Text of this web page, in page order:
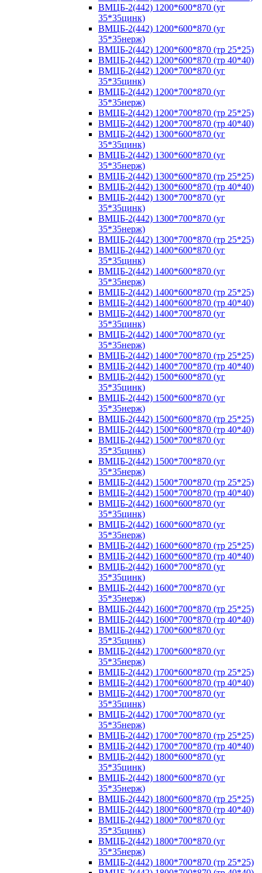
ВМЦБ-2(442) 1200*600*870 (уг
35*35цинк)
ВМЦБ-2(442) 1200*600*870 (уг
35*35нерж)
ВМЦБ-2(442) 1200*600*870 (тр 25*25)
ВМЦБ-2(442) 1200*600*870 (тр 40*40)
ВМЦБ-2(442) 1200*700*870 (уг
35*35цинк)
ВМЦБ-2(442) 1200*700*870 (уг
35*35нерж)
ВМЦБ-2(442) 1200*700*870 (тр 25*25)
ВМЦБ-2(442) 1200*700*870 (тр 40*40)
ВМЦБ-2(442) 1300*600*870 (уг
35*35цинк)
ВМЦБ-2(442) 1300*600*870 (уг
35*35нерж)
ВМЦБ-2(442) 1300*600*870 (тр 25*25)
ВМЦБ-2(442) 1300*600*870 (тр 40*40)
ВМЦБ-2(442) 1300*700*870 (уг
35*35цинк)
ВМЦБ-2(442) 1300*700*870 (уг
35*35нерж)
ВМЦБ-2(442) 1300*700*870 (тр 25*25)
ВМЦБ-2(442) 1400*600*870 (уг
35*35цинк)
ВМЦБ-2(442) 1400*600*870 (уг
35*35нерж)
ВМЦБ-2(442) 1400*600*870 (тр 25*25)
ВМЦБ-2(442) 1400*600*870 (тр 40*40)
ВМЦБ-2(442) 1400*700*870 (уг
35*35цинк)
ВМЦБ-2(442) 1400*700*870 (уг
35*35нерж)
ВМЦБ-2(442) 1400*700*870 (тр 25*25)
ВМЦБ-2(442) 1400*700*870 (тр 40*40)
ВМЦБ-2(442) 1500*600*870 (уг
35*35цинк)
ВМЦБ-2(442) 1500*600*870 (уг
35*35нерж)
ВМЦБ-2(442) 1500*600*870 (тр 25*25)
ВМЦБ-2(442) 1500*600*870 (тр 40*40)
ВМЦБ-2(442) 1500*700*870 (уг
35*35цинк)
ВМЦБ-2(442) 1500*700*870 (уг
35*35нерж)
ВМЦБ-2(442) 1500*700*870 (тр 25*25)
ВМЦБ-2(442) 1500*700*870 (тр 40*40)
ВМЦБ-2(442) 1600*600*870 (уг
35*35цинк)
ВМЦБ-2(442) 1600*600*870 (уг
35*35нерж)
ВМЦБ-2(442) 1600*600*870 (тр 25*25)
ВМЦБ-2(442) 1600*600*870 (тр 40*40)
ВМЦБ-2(442) 1600*700*870 (уг
35*35цинк)
ВМЦБ-2(442) 1600*700*870 (уг
35*35нерж)
ВМЦБ-2(442) 1600*700*870 (тр 25*25)
ВМЦБ-2(442) 1600*700*870 (тр 40*40)
ВМЦБ-2(442) 1700*600*870 (уг
35*35цинк)
ВМЦБ-2(442) 1700*600*870 (уг
35*35нерж)
ВМЦБ-2(442) 1700*600*870 (тр 25*25)
ВМЦБ-2(442) 1700*600*870 (тр 40*40)
ВМЦБ-2(442) 1700*700*870 (уг
35*35цинк)
ВМЦБ-2(442) 1700*700*870 (уг
35*35нерж)
ВМЦБ-2(442) 1700*700*870 (тр 25*25)
ВМЦБ-2(442) 1700*700*870 (тр 40*40)
ВМЦБ-2(442) 1800*600*870 (уг
35*35цинк)
ВМЦБ-2(442) 1800*600*870 (уг
35*35нерж)
ВМЦБ-2(442) 1800*600*870 (тр 25*25)
ВМЦБ-2(442) 1800*600*870 (тр 40*40)
ВМЦБ-2(442) 1800*700*870 (уг
35*35цинк)
ВМЦБ-2(442) 1800*700*870 (уг
35*35нерж)
ВМЦБ-2(442) 1800*700*870 (тр 25*25)